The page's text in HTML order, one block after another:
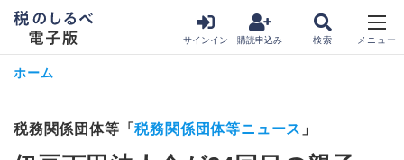
サインイン 購読申込み
ホーム
税務関係団体等「税務関係団体等ニュース 」